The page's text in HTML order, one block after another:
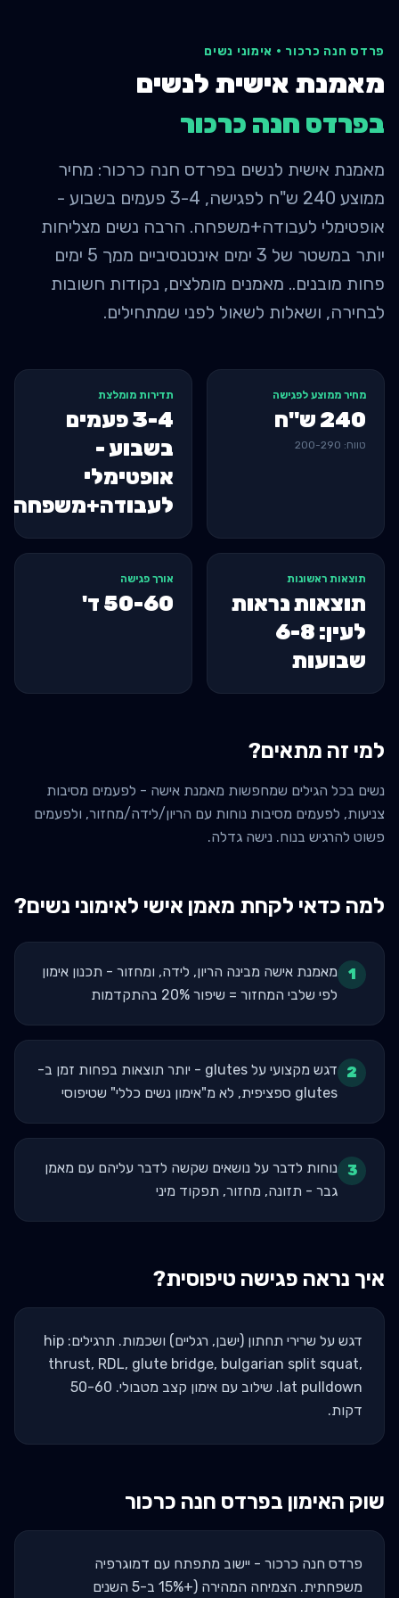
פרדס חנה כרכור · אימוני נשים
מאמנת אישית לנשים
בפרדס חנה כרכור
מאמנת אישית לנשים בפרדס חנה כרכור: מחיר
ממוצע 240 ש"ח לפגישה, 3-4 פעמים בשבוע -
אופטימלי לעבודה+משפחה. הרבה נשים מצליחות
יותר במשטר של 3 ימים אינטנסיביים ממך 5 ימים
פחות מובנים.. מאמנים מומלצים, נקודות חשובות
לבחירה, ושאלות לשאול לפני שמתחילים.
מחיר ממוצע לפגישה
240 ש"ח
טווח: 200-290
תדירות מומלצת
3-4 פעמים
בשבוע -
אופטימלי
לעבודה+משפחה
תוצאות ראשונות
תוצאות נראות
לעין: 6-8
שבועות
אורך פגישה
50-60 ד'
למי זה מתאים?
נשים בכל הגילים שמחפשות מאמנת אישה - לפעמים מסיבות
צניעות, לפעמים מסיבות נוחות עם הריון/לידה/מחזור, ולפעמים
פשוט להרגיש בנוח. נישה גדלה.
למה כדאי לקחת מאמן אישי לאימוני נשים?
1
מאמנת אישה מבינה הריון, לידה, ומחזור - תכנון אימון
לפי שלבי המחזור = שיפור 20% בהתקדמות
2
דגש מקצועי על glutes - יותר תוצאות בפחות זמן ב-
glutes ספציפית, לא מ"אימון נשים כללי" שטיפוסי
3
נוחות לדבר על נושאים שקשה לדבר עליהם עם מאמן
גבר - תזונה, מחזור, תפקוד מיני
איך נראה פגישה טיפוסית?
דגש על שרירי תחתון (ישבן, רגליים) ושכמות. תרגילים: hip
thrust, RDL, glute bridge, bulgarian split squat,
lat pulldown. שילוב עם אימון קצב מטבולי. 50-60
דקות.
שוק האימון בפרדס חנה כרכור
פרדס חנה כרכור - יישוב מתפתח עם דמוגרפיה
משפחתית. הצמיחה המהירה (+15% ב-5 השנים